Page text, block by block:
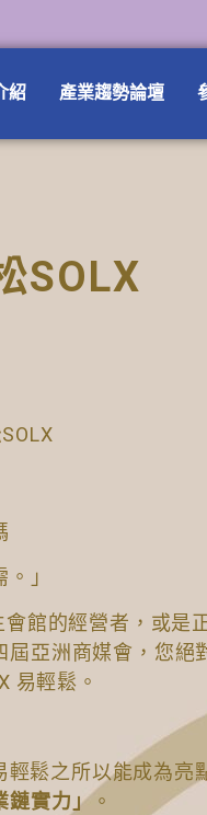
紹 產業趨勢論壇
SOLX
」
館的經營者，或是
亞洲商媒會，您絕
易輕鬆。
輕鬆之所以能成為亮
鏈實力」 。